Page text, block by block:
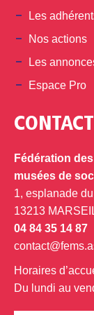
Les
Nos actions
Les
Espace Pro
CONTACT
Fédération
musées de
1, esplanade
13213
04 84 35 14 87
Horaires
Du lundi au